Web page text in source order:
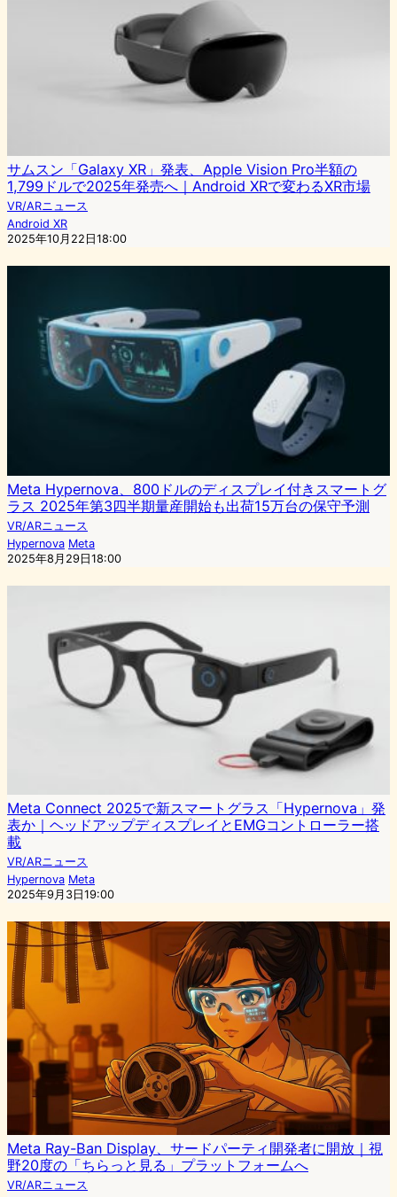
サムスン「Galaxy XR」発表、Apple Vision Pro半額の
1,799ドルで2025年発売へ｜Android XRで変わるXR市場
VR/ARニュース
Android XR
2025年10月22日18:00
Meta Hypernova、800ドルのディスプレイ付きスマートグ
ラス 2025年第3四半期量産開始も出荷15万台の保守予測
VR/ARニュース
Hypernova Meta
2025年8月29日18:00
Meta Connect 2025で新スマートグラス「Hypernova」発
表か｜ヘッドアップディスプレイとEMGコントローラー搭
載
VR/ARニュース
Hypernova Meta
2025年9月3日19:00
Meta Ray-Ban Display、サードパーティ開発者に開放｜視
野20度の「ちらっと見る」プラットフォームへ
VR/ARニュース